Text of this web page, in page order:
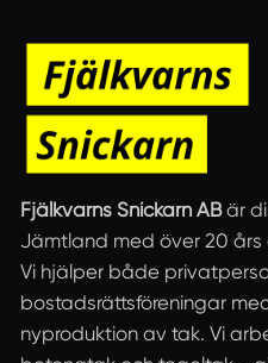
Fjälkvarns Snickarn ABär
Jämtland med över 20
Vi hjälper både
bostadsrättsföreningar
nyproduktion av tak. Vi